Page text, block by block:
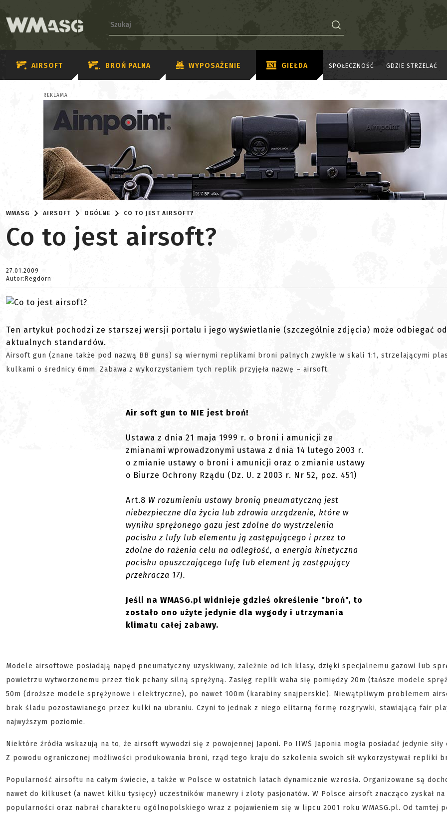
AIRSOFT BROŃ PALNA WYPOSAŻENIE GIEŁDA SPOŁECZNOŚĆ GDZIE STRZELAĆ
REKLAMA
WMASG AIRSOFT OGÓLNE CO TO JEST AIRSOFT?
Co to jest airsoft?
27.01.2009
Autor:Regdorn
Ten artykuł pochodzi ze starszej wersji portalu i jego wyświetlanie (szczególnie zdjęcia) może odbiegać od
aktualnych standardów.
Airsoft gun (znane także pod nazwą BB guns) są wiernymi replikami broni palnych zwykle w skali 1:1, strzelającymi
kulkami o średnicy 6mm. Zabawa z wykorzystaniem tych replik przyjęła nazwę – airsoft.
Air soft gun to NIE jest broń!
Ustawa z dnia 21 maja 1999 r. o broni i amunicji ze
zmianami wprowadzonymi ustawa z dnia 14 lutego 2003 r.
o zmianie ustawy o broni i amunicji oraz o zmianie ustawy
o Biurze Ochrony Rządu (Dz. U. z 2003 r. Nr 52, poz. 451)
Art.8 W rozumieniu ustawy bronią pneumatyczną jest
niebezpieczne dla życia lub zdrowia urządzenie, które w
wyniku sprężonego gazu jest zdolne do wystrzelenia
pocisku z lufy lub elementu ją zastępującego i przez to
zdolne do rażenia celu na odległość, a energia kinetyczna
pocisku opuszczającego lufę lub element ją zastępujący
przekracza 17J.
Jeśli na WMASG.pl widnieje gdzieś określenie "broń", to
zostało ono użyte jedynie dla wygody i utrzymania
klimatu całej zabawy.
Modele airsoftowe posiadają napęd pneumatyczny uzyskiwany, zależnie od ich klasy, dzięki specjalnemu gazowi lub
powietrzu wytworzonemu przez tłok pchany silną sprężyną. Zasięg replik waha się pomiędzy 20m (tańsze modele
50m (droższe modele sprężynowe i elektryczne), po nawet 100m (karabiny snajperskie). Niewątpliwym problemem
brak śladu pozostawianego przez kulki na ubraniu. Czyni to jednak z niego elitarną formę rozgrywki, stawiającą fair
najwyższym poziomie.
Niektóre źródła wskazują na to, że airsoft wywodzi się z powojennej Japoni. Po IIWŚ Japonia mogła posiadać jedynie siły
Z powodu ograniczonej możliwości produkowania broni, rząd tego kraju do szkolenia swoich sił wykorzystywał repliki
Popularność airsoftu na całym świecie, a także w Polsce w ostatnich latach dynamicznie wzrosła. Organizowane są
nawet do kilkuset (a nawet kilku tysięcy) uczestników manewry i zloty pasjonatów. W Polsce airsoft znacząco zyskał na
popularności oraz nabrał charakteru ogólnopolskiego wraz z pojawieniem się w lipcu 2001 roku WMASG.pl. Od tamtej